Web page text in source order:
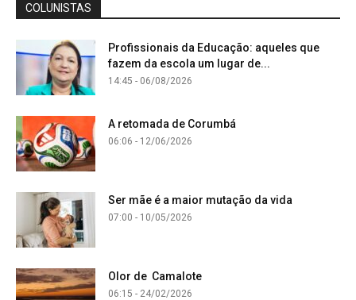
COLUNISTAS
Profissionais da Educação: aqueles que
fazem da escola um lugar de...
14:45 - 06/08/2026
A retomada de Corumbá
06:06 - 12/06/2026
Ser mãe é a maior mutação da vida
07:00 - 10/05/2026
Olor de Camalote
06:15 - 24/02/2026